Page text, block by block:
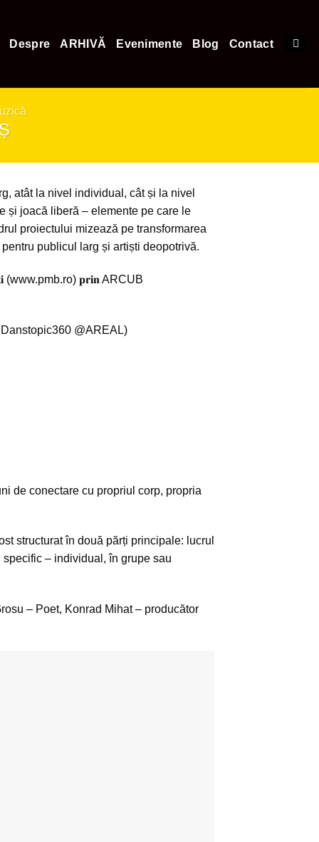
Despre ARHIVĂ Evenimente Blog Contact
atât la nivel individual, cât și la nivel
și joacă liberă – elemente pe care le
proiectului mizează pe transformarea
publicul larg și artiști deopotrivă.
(www.pmb.ro) 𝐩𝐫𝐢𝐧 ARCUB
@AREAL)
de conectare cu propriul corp, propria
structurat în două părți principale: lucrul
– individual, în grupe sau
– Poet, Konrad Mihat – producător